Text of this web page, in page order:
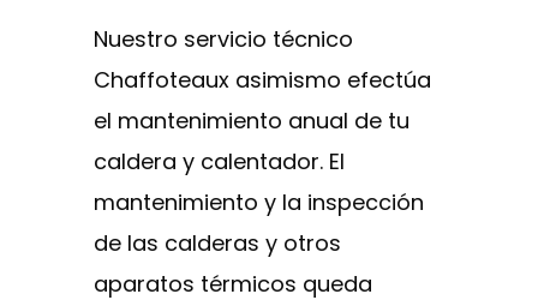
Nuestro servicio técnico
Chaffoteaux asimismo efectúa
el mantenimiento anual de tu
caldera y calentador. El
mantenimiento y la inspección
de las calderas y otros
aparatos térmicos queda